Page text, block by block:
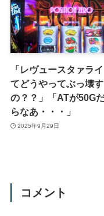
「レヴュースタァラ
てどうやってぶっ壊す
の？？」「ATが50G
らなあ・・・」
2025年9月29日
コメント